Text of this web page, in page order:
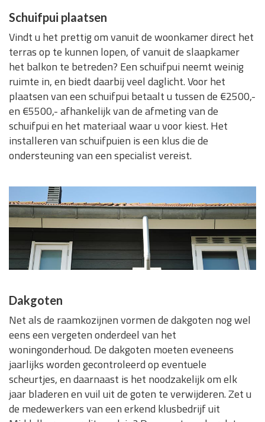
Schuifpui plaatsen
Vindt u het prettig om vanuit de woonkamer direct het
terras op te kunnen lopen, of vanuit de slaapkamer
het balkon te betreden? Een schuifpui neemt weinig
ruimte in, en biedt daarbij veel daglicht. Voor het
plaatsen van een schuifpui betaalt u tussen de €2500,-
en €5500,- afhankelijk van de afmeting van de
schuifpui en het materiaal waar u voor kiest. Het
installeren van schuifpuien is een klus die de
ondersteuning van een specialist vereist.
Dakgoten
Net als de raamkozijnen vormen de dakgoten nog wel
eens een vergeten onderdeel van het
woningonderhoud. De dakgoten moeten eveneens
jaarlijks worden gecontroleerd op eventuele
scheurtjes, en daarnaast is het noodzakelijk om elk
jaar bladeren en vuil uit de goten te verwijderen. Zet u
de medewerkers van een erkend klusbedrijf uit